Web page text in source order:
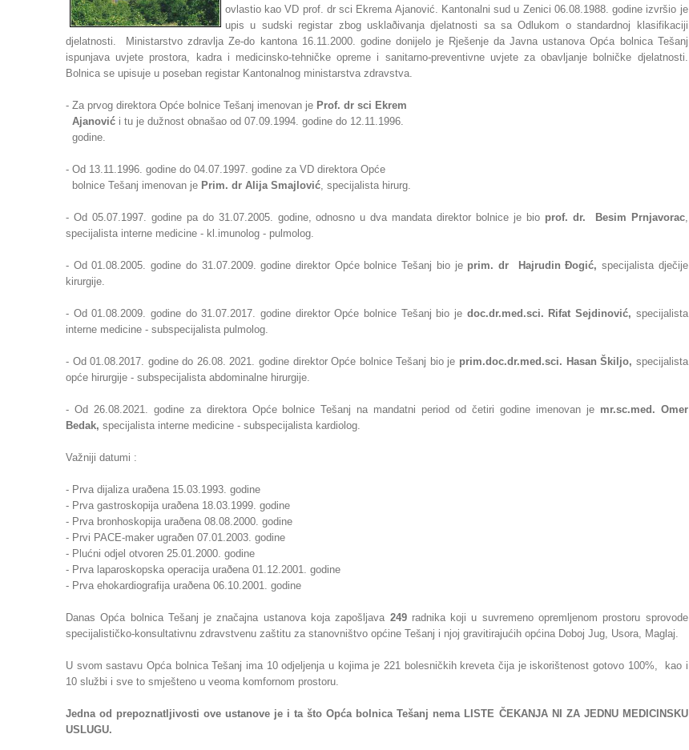
ovlastio kao VD prof. dr sci Ekrema Ajanović. Kantonalni sud u Zenici 06.08.1988. godine izvršio je
upis u sudski registar zbog usklaðivanja djelatnosti sa sa Odlukom o standardnoj klasifikaciji
djelatnosti. Ministarstvo zdravlja Ze-do kantona 16.11.2000. godine donijelo je Rješenje da Javna ustanova Opća bolnica Tešanj
ispunjava uvjete prostora, kadra i medicinsko-tehničke opreme i sanitarno-preventivne uvjete za obavljanje bolničke djelatnosti.
Bolnica se upisuje u poseban registar Kantonalnog ministarstva zdravstva.
- Za prvog direktora Opće bolnice Tešanj imenovan je Prof. dr sci Ekrem
Ajanović i tu je dužnost obnašao od 07.09.1994. godine do 12.11.1996.
godine.
- Od 13.11.1996. godine do 04.07.1997. godine za VD direktora Opće
bolnice Tešanj imenovan je Prim. dr Alija Smajlović, specijalista hirurg.
- Od 05.07.1997. godine pa do 31.07.2005. godine, odnosno u dva mandatadirektor bolnice je bio prof. dr. Besim Prnjavorac,
specijalista interne medicine - kl.imunolog - pulmolog.
- Od 01.08.2005. godine do 31.07.2009. godine direktor Opće bolnice Tešanj bio je prim. dr HajrudinÐogić, specijalista dječije
kirurgije.
- Od01.08.2009. godine do 31.07.2017. godine direktor Opće bolnice Tešanj bio je doc.dr.med.sci. Rifat Sejdinović, specijalista
interne medicine - subspecijalista pulmolog.
- Od 01.08.2017. godine do 26.08. 2021. godine direktor Opće bolnice Tešanj bioje prim.doc.dr.med.sci. Hasan Škiljo, specijalista
opće hirurgije - subspecijalista abdominalne hirurgije.
- Od 26.08.2021. godine za direktora Opće bolnice Tešanj na mandatni period od četiri godine imenovan je mr.sc.med. Omer
Bedak, specijalista interne medicine - subspecijalista kardiolog.
Važniji datumi :
- Prva dijaliza uraðena 15.03.1993. godine
- Prva gastroskopija uraðena 18.03.1999. godine
- Prva bronhoskopija uraðena 08.08.2000. godine
- Prvi PACE-maker ugraðen 07.01.2003. godine
- Plućni odjel otvoren 25.01.2000. godine
- Prva laparoskopska operacija uraðena 01.12.2001. godine
- Prva ehokardiografija uraðena 06.10.2001. godine
Danas Opća bolnica Tešanj je značajna ustanova koja zapošljava 249radnika koji u suvremeno opremljenom prostoru sprovode
specijalističko-konsultativnu zdravstvenu zaštitu za stanovništvo općine Tešanj i njoj gravitirajućih općina Doboj Jug, Usora, Maglaj.
U svom sastavu Opća bolnica Tešanj ima 10 odjeljenja u kojima je 221 bolesničkih kreveta čija je iskorištenost gotovo 100%, kao i
10 službi i sve to smješteno u veoma komfornom prostoru.
Jedna od prepoznatljivosti ove ustanove je i ta što Opća bolnica Tešanj nema LISTE ČEKANJA NI ZA JEDNU MEDICINSKU
USLUGU.